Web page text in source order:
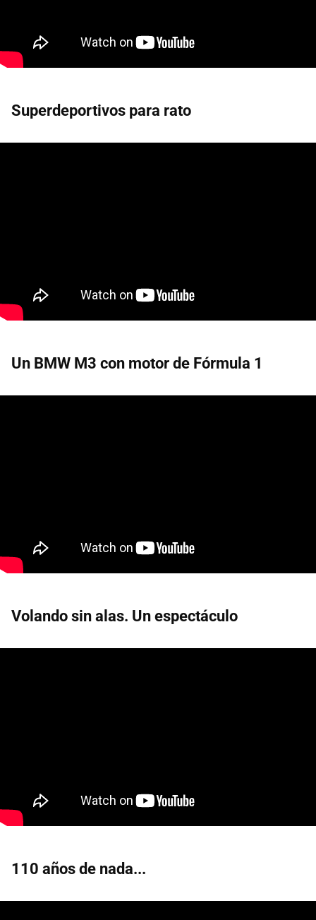
Superdeportivos para rato
Un BMW M3 con motor de Fórmula 1
Volando sin alas. Un espectáculo
110 años de nada...